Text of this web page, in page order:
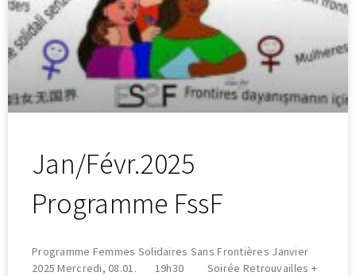
Jan/Févr.2025
Programme FssF
Programme Femmes Solidaires Sans Frontières Janvier
2025 Mercredi, 08.01. 19h30 Soirée Retrouvailles +